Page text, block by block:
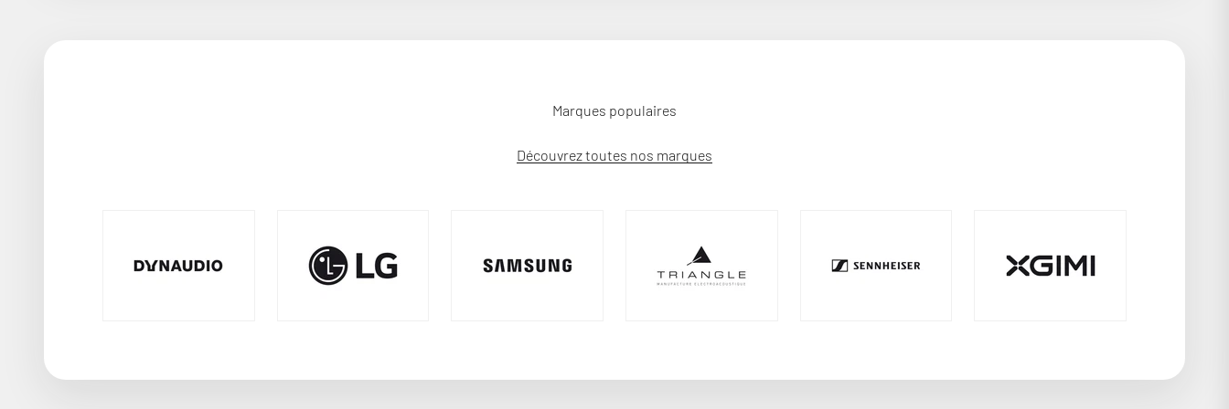
Marques populaires
Découvrez toutes nos marques
Des questions ? Le Blog Cobra